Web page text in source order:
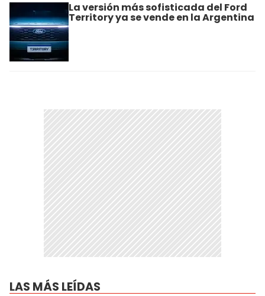
La versión más sofisticada del Ford
Territory ya se vende en la Argentina
LAS MÁS LEÍDAS